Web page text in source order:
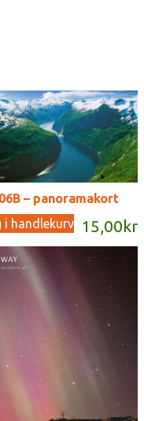
– panoramakort
15,00 kr
i handlekurv